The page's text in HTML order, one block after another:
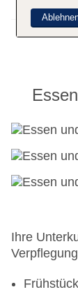
ohne
ohne
Kinder/
Internet:
ohne
ohne
Haustiere
Ihre